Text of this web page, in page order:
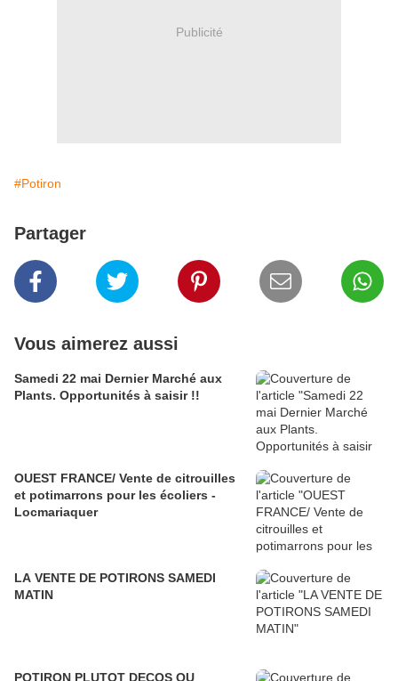
Publicité
#Potiron
Partager
Vous aimerez aussi
Samedi 22 mai Dernier Marché aux
Plants. Opportunités à saisir !!
OUEST FRANCE/ Vente de citrouilles
et potimarrons pour les écoliers -
Locmariaquer
LA VENTE DE POTIRONS SAMEDI
MATIN
POTIRON PLUTOT DECOS OU